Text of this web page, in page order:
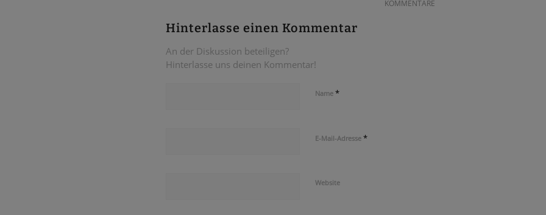
KOMMENTARE
Hinterlasse einen Kommentar
An der Diskussion beteiligen?
Hinterlasse uns deinen Kommentar!
Name *
E-Mail-Adresse *
Website